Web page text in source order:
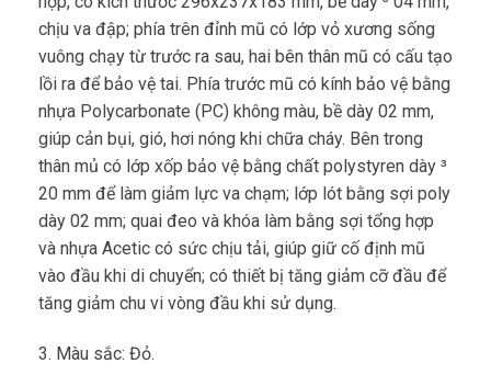
chịu va đập; phía trên đỉnh mũ có lớp vỏ xương sống
vuông chạy từ trước ra sau, hai bên thân mũ có cấu tạo
lồi ra để bảo vệ tai. Phía trước mũ có kính bảo vệ bằng
nhựa Polycarbonate (PC) không màu, bề dày 02 mm,
giúp cản bụi, gió, hơi nóng khi chữa cháy. Bên trong
thân mủ có lớp xốp bảo vệ bằng chất polystyren dày ³
20 mm để làm giảm lực va chạm; lớp lót bằng sợi poly
dày 02 mm; quai đeo và khóa làm bằng sợi tổng hợp
và nhựa Acetic có sức chịu tải, giúp giữ cố định mũ
vào đầu khi di chuyển; có thiết bị tăng giảm cỡ đầu để
tăng giảm chu vi vòng đầu khi sử dụng.
3. Màu sắc: Đỏ.